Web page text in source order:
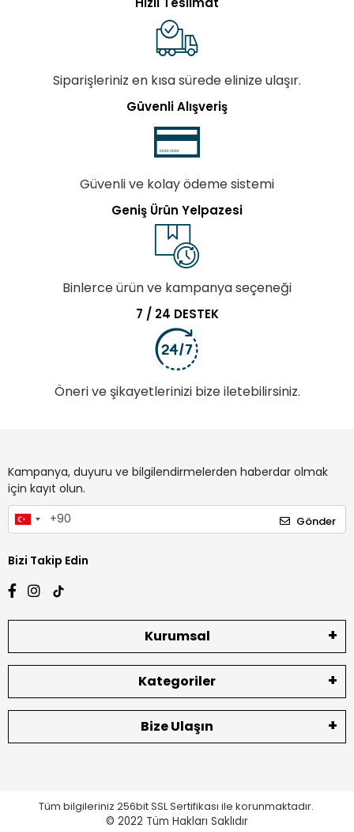
Siparişleriniz en kısa sürede elinize ulaşır.
Güvenli Alışveriş
Güvenli ve kolay ödeme sistemi
Geniş Ürün Yelpazesi
Binlerce ürün ve kampanya seçeneği
7 / 24 DESTEK
Öneri ve şikayetlerinizi bize iletebilirsiniz.
Kampanya, duyuru ve bilgilendirmelerden haberdar olmak
için kayıt olun.
Gönder
Bizi Takip Edin
Kurumsal
Kategoriler
Bize Ulaşın
Tüm bilgileriniz 256bit SSL Sertifikası ile korunmaktadır.
© 2022 Tüm Hakları Saklıdır